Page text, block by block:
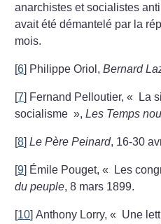
anarchistes et socialistes
avait été démantelé par la
mois.
[6] Philippe Oriol,Bernard
[7] Fernand Pelloutier, «
La
socialisme »,Les Temps
[8]Le Père Peinard, 16-30
[9] Émile Pouget, « Les
du peuple, 8 mars 1899.
[10]Anthony Lorry, « Une